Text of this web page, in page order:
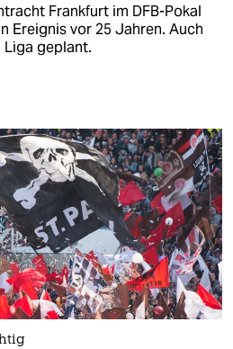
Frankfurt im DFB-Pokal
Ereignis vor 25 Jahren. Auch
Liga geplant.